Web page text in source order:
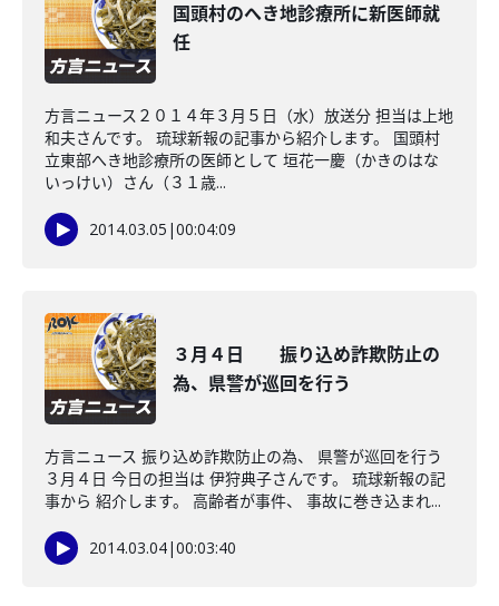
国頭村のへき地診療所に新医師就
任
方言ニュース２０１４年３月５日（水）放送分 担当は上地
和夫さんです。 琉球新報の記事から紹介します。 国頭村
立東部へき地診療所の医師として 垣花一慶（かきのはな
いっけい）さん（３１歳...
2014.03.05 |00:04:09
３月４日 振り込め詐欺防止の
為、県警が巡回を行う
方言ニュース 振り込め詐欺防止の為、 県警が巡回を行う
３月４日 今日の担当は 伊狩典子さんです。 琉球新報の記
事から 紹介します。 高齢者が事件、 事故に巻き込まれ...
2014.03.04|00:03:40